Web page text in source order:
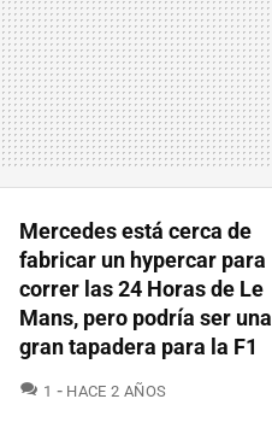
Mercedes está cerca de
fabricar un hypercar para
correr las 24 Horas de Le
Mans, pero podría ser una
gran tapadera para la F1
1 COMENTARIOS
HACE 2 AÑOS